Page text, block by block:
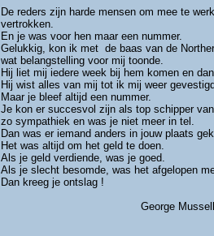
De reders zijn harde mensen om mee te
vertrokken.
En je was voor hen maar een nummer.
Gelukkig, kon ik met de baas van de
wat belangstelling voor mij toonde.
Hij liet mij iedere week bij hem komen en
Hij wist alles van mij tot ik mij weer
Maar je bleef altijd een nummer.
Je kon er succesvol zijn als top schipper
zo sympathiek en was je niet meer in tel.
Dan was er iemand anders in jouw plaats
Het was altijd om het geld te doen.
Als je geld verdiende, was je goed.
Als je slecht besomde, was het afgelopen
Dan kreeg je ontslag !
George Mussell-